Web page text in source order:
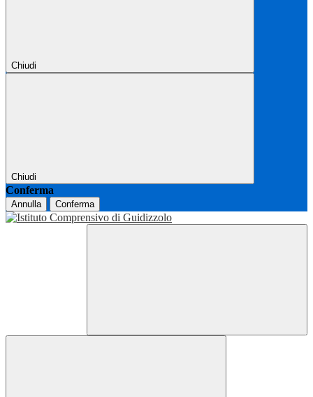
Chiudi
Chiudi
Conferma
Annulla Conferma